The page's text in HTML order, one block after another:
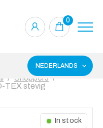
0
NEDERLANDS
Shoppers
TEX stevig
In stock